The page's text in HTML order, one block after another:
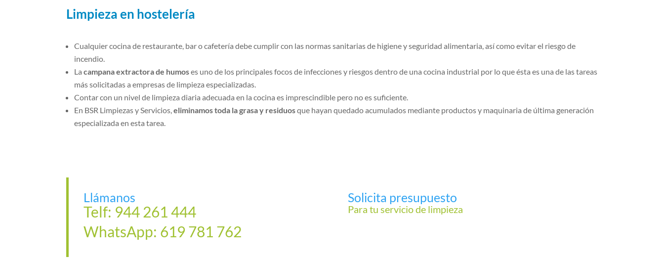
Limpieza en hostelería
Cualquier cocina de restaurante, bar o cafetería debe cumplir con las normas sanitarias de higiene y seguridad alimentaria, así como evitar el riesgo de
incendio.
Lacampana extractora de humoses uno de los principales focos de infecciones y riesgos dentro de una cocina industrial por lo que ésta es una de las tareas
más solicitadas a empresas de limpieza especializadas.
Contar con un nivel de limpieza diaria adecuada en la cocina es imprescindible pero no es suficiente.
En BSR Limpiezas y Servicios,eliminamos toda la grasa y residuosque hayan quedado acumulados mediante productos y maquinaria de última generación
especializada en esta tarea.
Llámanos
Telf: 944 261 444
WhatsApp: 619 781 762
Solicita presupuesto
Para tu servicio de limpieza